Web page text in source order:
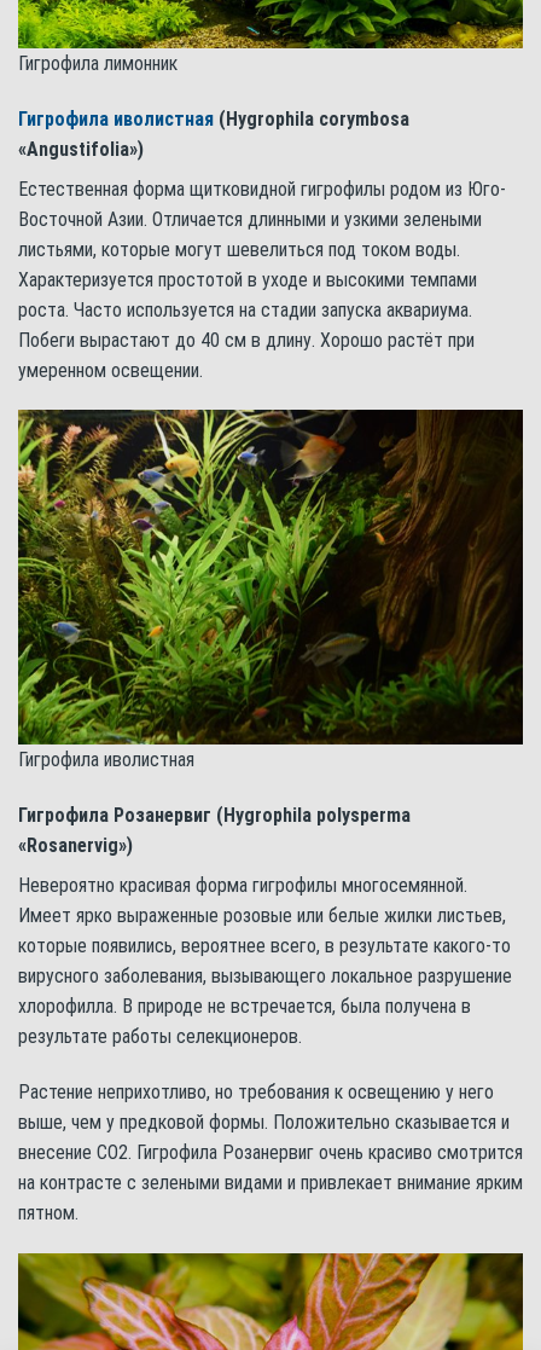
Гигрофила лимонник
Гигрофила иволистная (Hygrophila corymbosa
«Angustifolia»)
Естественная форма щитковидной гигрофилы родом из Юго-
Восточной Азии. Отличается длинными и узкими зелеными
листьями, которые могут шевелиться под током воды.
Характеризуется простотой в уходе и высокими темпами
роста. Часто используется на стадии запуска аквариума.
Побеги вырастают до 40 см в длину. Хорошо растёт при
умеренном освещении.
Гигрофила иволистная
Гигрофила Розанервиг (Hygrophila polysperma
«Rosanervig»)
Невероятно красивая форма гигрофилы многосемянной.
Имеет ярко выраженные розовые или белые жилки листьев,
которые появились, вероятнее всего, в результате какого-то
вирусного заболевания, вызывающего локальное разрушение
хлорофилла. В природе не встречается, была получена в
результате работы селекционеров.
Растение неприхотливо, но требования к освещению у него
выше, чем у предковой формы. Положительно сказывается и
внесение СО2. Гигрофила Розанервиг очень красиво смотрится
на контрасте с зелеными видами и привлекает внимание ярким
пятном.